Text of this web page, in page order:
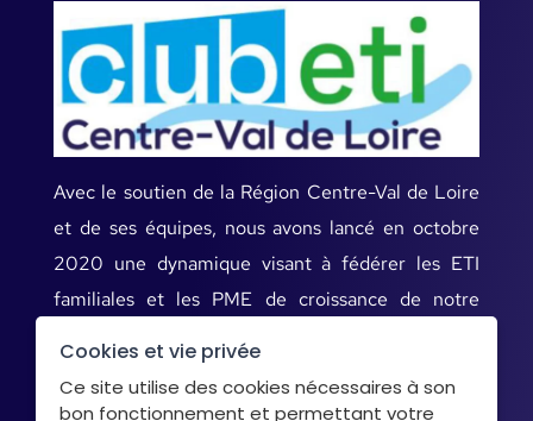
Avec le soutien de la Région Centre-Val de Loire
et de ses équipes, nous avons lancé en octobre
2020 une dynamique visant à fédérer les ETI
familiales et les PME de croissance de notre
Cookies et vie privée
Ce site utilise des cookies nécessaires à son
bon fonctionnement et permettant votre